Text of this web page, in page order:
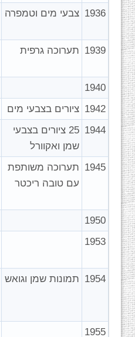
1936 צבעי מים וטמפרה
1939 תערוכה גרפית
1940
1942 ציורים בצבעי מים
1944
25 ציורים בצבעי
שמן ואקוורל
1945 תערוכה משותפת
עם טובה ריכטר
1950
1953
1954 תמונות שמן וגואש
1955